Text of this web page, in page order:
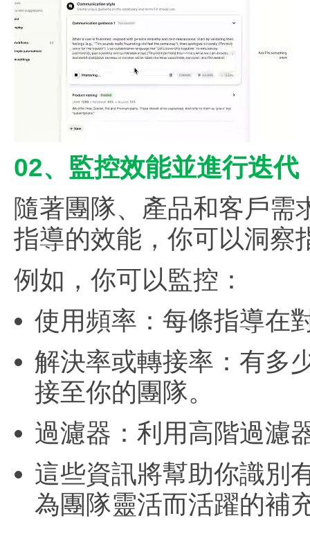
02、監控效能並進行迭代
隨著團隊、產品和客戶需
指導的效能，你可以洞察
例如，你可以監控：
使用頻率：每條指導在
解決率或轉接率：有多
接至你的團隊。
過濾器：利用高階過濾
這些資訊將幫助你識別
為團隊靈活而活躍的補